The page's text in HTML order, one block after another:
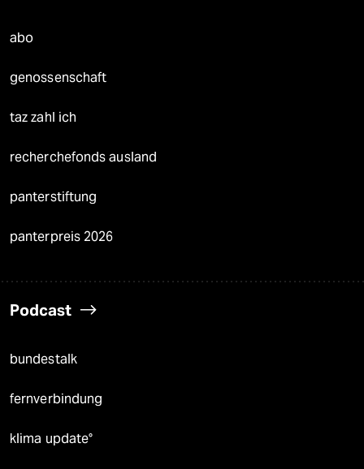
abo
genossenschaft
taz zahl ich
recherchefonds ausland
panterstiftung
panterpreis 2026
Podcast
bundestalk
fernverbindung
klima update°